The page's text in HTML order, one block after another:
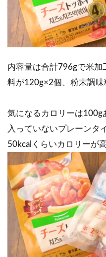
内容量は合計796gで米
料が120g×2個、粉末調味
気になるカロリーは100g
入っていないプレーンタ
50kcalくらいカロリーが